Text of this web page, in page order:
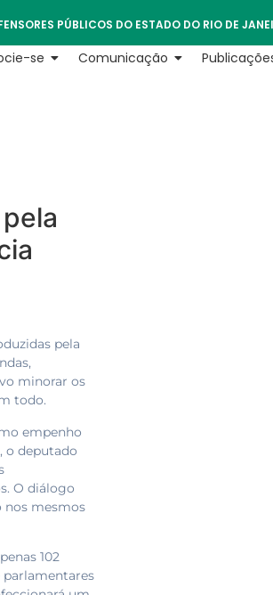
PÚBLICOS DO ESTADO DO RIO DE
se Comunicação
pela
minorar os
todo.
empenho
o deputado
O diálogo
nos mesmos
102
parlamentares